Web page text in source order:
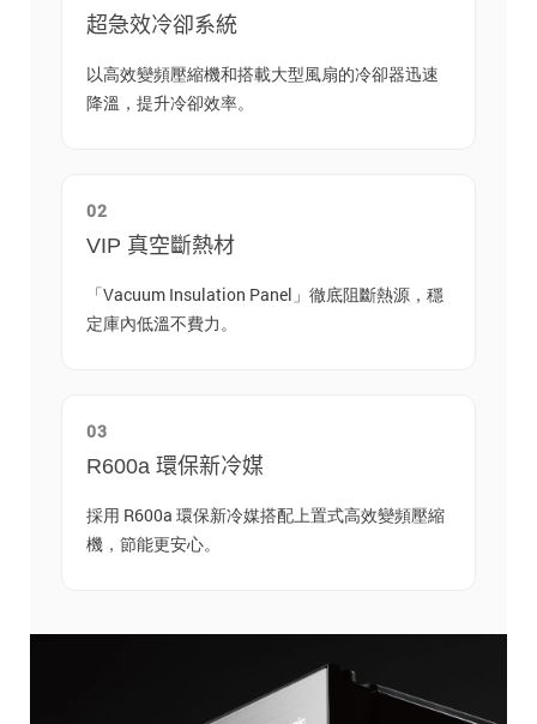
超急效冷卻系統
以高效變頻壓縮機和搭載大型風扇的冷卻器迅速
降溫，提升冷卻效率。
02
VIP 真空斷熱材
「Vacuum Insulation Panel」徹底阻斷熱源，穩
定庫內低溫不費力。
03
R600a 環保新冷媒
採用 R600a 環保新冷媒搭配上置式高效變頻壓縮
機，節能更安心。